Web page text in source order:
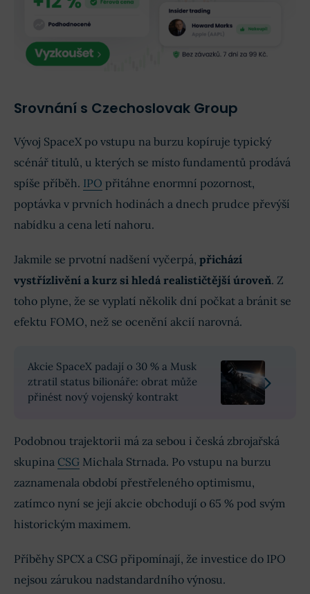
Srovnání s Czechoslovak Group
Vývoj SpaceX po vstupu na burzu kopíruje typický
scénář titulů, u kterých se místo fundamentů prodává
spíše příběh. IPO přitáhne enormní pozornost,
poptávka v prvních hodinách a dnech prudce převýší
nabídku a cena letí nahoru.
Jakmile se prvotní nadšení vyčerpá, přichází
vystřízlivění a kurz si hledá realističtější úroveň. Z
toho plyne, že se vyplatí několik dní počkat a bránit se
efektu FOMO, než se ocenění akcií narovná.
Akcie SpaceX padají o 30 % a Musk
ztratil status bilionáře: obrat může
přinést nový vojenský kontrakt
Podobnou trajektorii má za sebou i česká zbrojařská
skupina CSG Michala Strnada. Po vstupu na burzu
zaznamenala období přestřeleného optimismu,
zatímco nyní se její akcie obchodují o 65 % pod svým
historickým maximem.
Příběhy SPCX a CSG připomínají, že investice do IPO
nejsou zárukou nadstandardního výnosu.